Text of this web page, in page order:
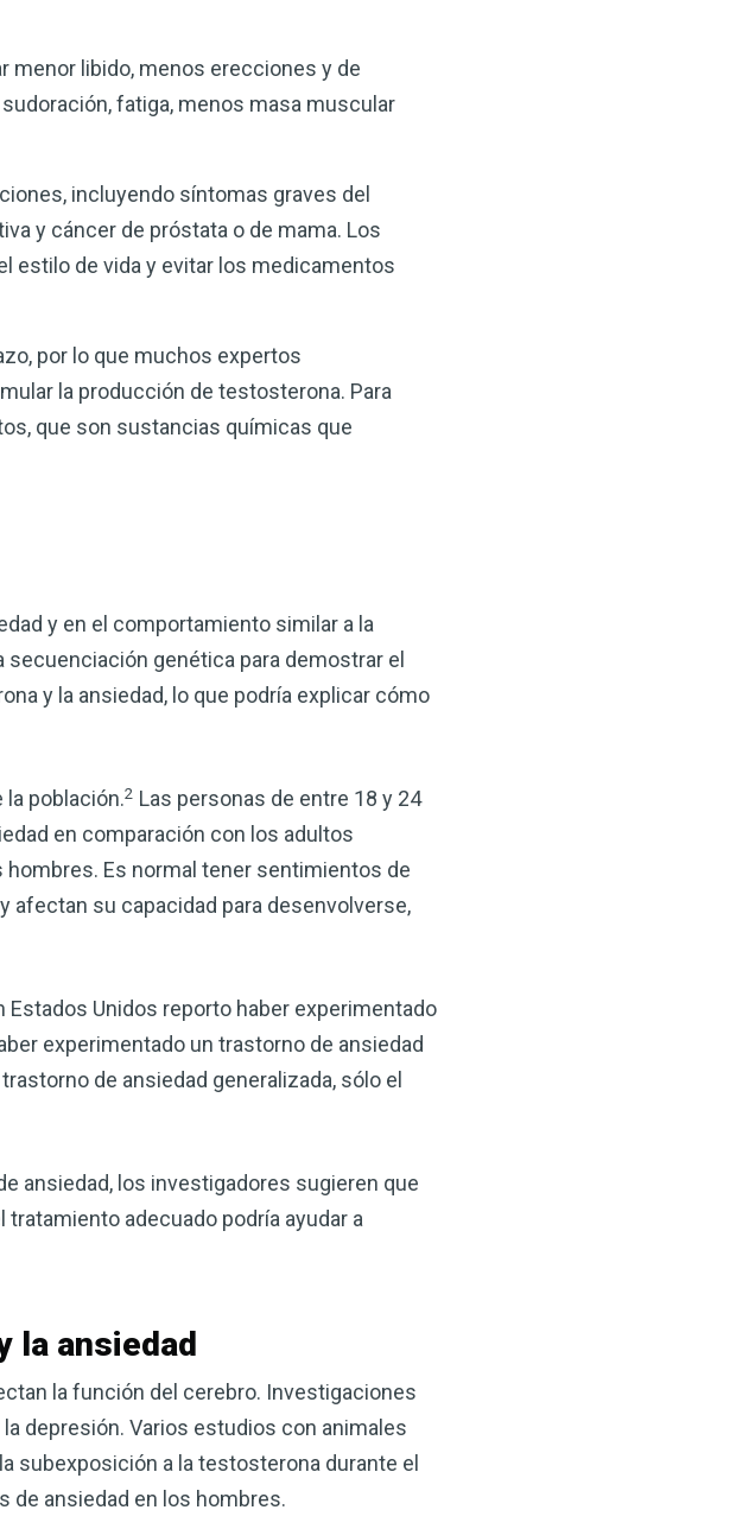
menor libido, menos erecciones y de
fatiga, menos masa muscular
incluyendo síntomas graves del
y cáncer de próstata o de mama. Los
estilo de vida y evitar los medicamentos
por lo que muchos expertos
la producción de testosterona. Para
que son sustancias químicas que
y en el comportamiento similar a la
secuenciación genética para demostrar el
y la ansiedad, lo que podría explicar cómo
la población.2 Las personas de entre 18 y 24
en comparación con los adultos
Es normal tener sentimientos de
afectan su capacidad para desenvolverse,
Estados Unidos reporto haber experimentado
experimentado un trastorno de ansiedad
de ansiedad generalizada, sólo el
ansiedad, los investigadores sugieren que
adecuado podría ayudar a
la ansiedad
la función del cerebro. Investigaciones
depresión. Varios estudios con animales
subexposición a la testosterona durante el
de ansiedad en los hombres.
su salud de forma natural con el
sidra de manzana (VSM) es uno de los
versátiles de la naturaleza, ya sea que
su digestión, reforzar la salud de su
todo lo que el VSM puede hacer por su salud!